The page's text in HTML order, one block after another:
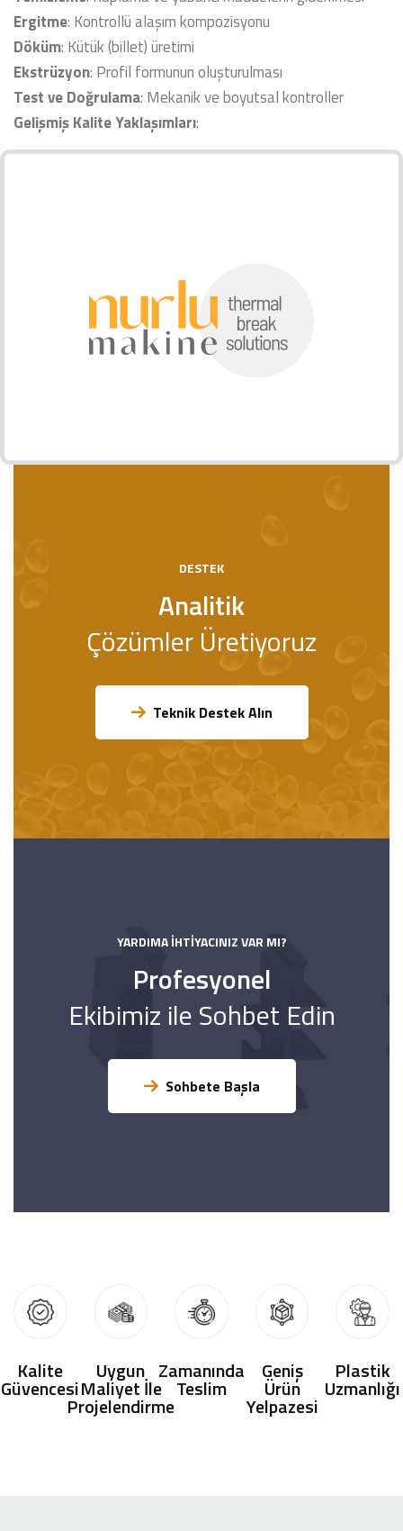
Ergitme: Kontrollü alaşım kompozisyonu
Döküm: Kütük (billet) üretimi
Ekstrüzyon: Profil formunun oluşturulması
Test ve Doğrulama: Mekanik ve boyutsal kontroller
Gelişmiş Kalite Yaklaşımları:
DESTEK
Analitik
Çözümler Üretiyoruz
Teknik Destek Alın
YARDIMA İHTIYACINIZ VAR MI?
Profesyonel
Ekibimiz ile Sohbet Edin
Sohbete Başla
Kalite
Güvencesi
Uygun
Maliyet İle
Projelendirme
Zamanında
Teslim
Geniş
Ürün
Yelpazesi
Plastik
Uzmanlığı